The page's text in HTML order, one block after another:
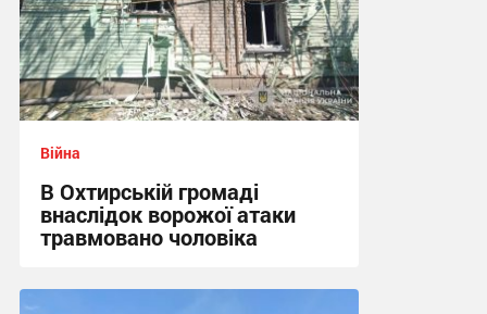
Війна
В Охтирській громаді
внаслідок ворожої атаки
травмовано чоловіка